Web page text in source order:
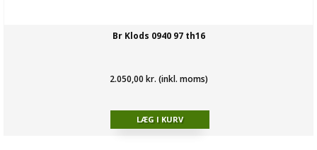
Br Klods 0940 97 th16
2.050,00 kr. (inkl. moms)